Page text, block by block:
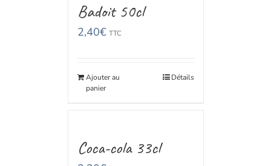
Badoit 50cl
2,40€ TTC
Ajouter au
panier
Détails
Coca-cola 33cl